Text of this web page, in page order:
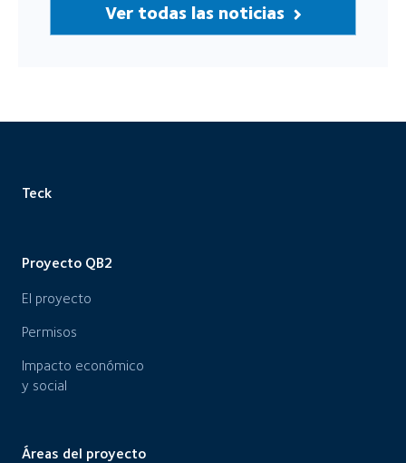
Ver todas las noticias
Teck
Proyecto QB2
El proyecto
Permisos
Impacto económico
y social
Áreas del proyecto